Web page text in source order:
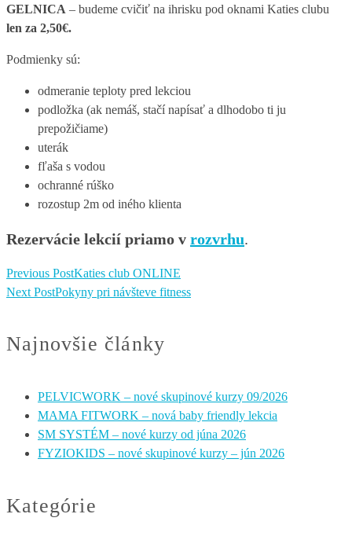
GELNICA – budeme cvičiť na ihrisku pod oknami Katies clubu
len za 2,50€.
Podmienky sú:
odmeranie teploty pred lekciou
podložka (ak nemáš, stačí napísať a dlhodobo ti ju
prepožičiame)
uterák
fľaša s vodou
ochranné rúško
rozostup 2m od iného klienta
Rezervácie lekcií priamo v rozvrhu.
Previous PostKaties club ONLINE
Next PostPokyny pri návšteve fitness
Najnovšie články
PELVICWORK – nové skupinové kurzy 09/2026
MAMA FITWORK – nová baby friendly lekcia
SM SYSTÉM – nové kurzy od júna 2026
FYZIOKIDS – nové skupinové kurzy – jún 2026
Kategórie